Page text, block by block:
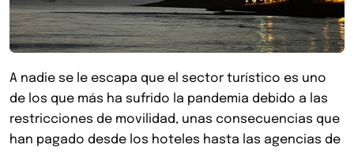
A nadie se le escapa que el sector turístico es uno
de los que más ha sufrido la pandemia debido a las
restricciones de movilidad, unas consecuencias que
han pagado desde los hoteles hasta las agencias de